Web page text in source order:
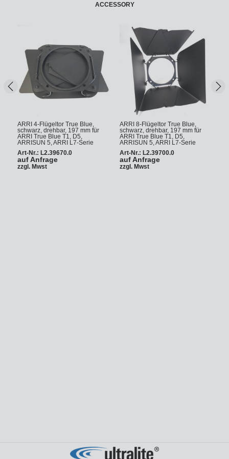
ACCESSORY
ARRI 4-Flügeltor True Blue,
schwarz, drehbar, 197 mm für
ARRI True Blue T1, D5,
ARRISUN 5, ARRI L7-Serie
Art-Nr.: L2.39670.0
auf Anfrage
zzgl. Mwst
ARRI 8-Flügeltor True Blue,
schwarz, drehbar, 197 mm für
ARRI True Blue T1, D5,
ARRISUN 5, ARRI L7-Serie
Art-Nr.: L2.39700.0
auf Anfrage
zzgl. Mwst
Zurück